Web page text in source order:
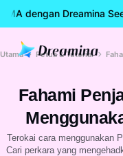
dengan Dreamina
Utama Petua & Tutorial
Fahami
Terokai cara menggunakan
Cari perkara yang